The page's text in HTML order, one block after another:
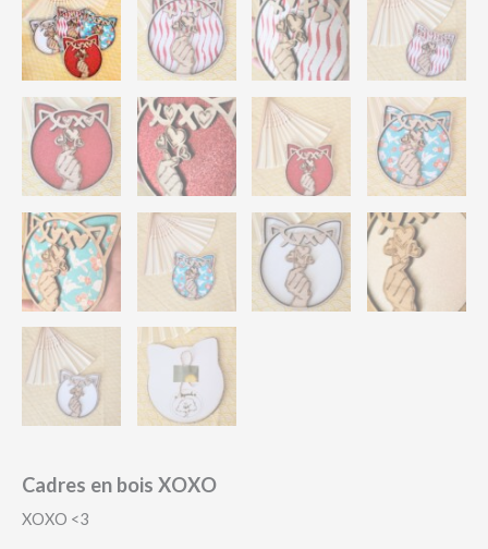
Cadres en bois XOXO
XOXO <3